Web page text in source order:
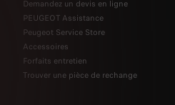
Demandez un devis en ligne
PEUGEOT Assistance
Peugeot Service Store
Accessoires
Forfaits entretien
Trouver une pièce de rechange